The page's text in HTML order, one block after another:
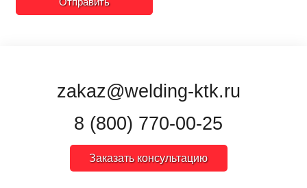
zakaz@welding-ktk.ru
8 (800) 770-00-25
Заказать консультацию